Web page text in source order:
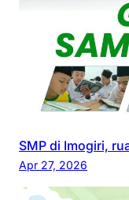
SMP di Imogiri,
Apr 27, 2026